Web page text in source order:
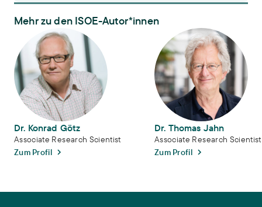
Mehr zu den ISOE-Autor*innen
Dr. Konrad Götz
Dr. Konrad Götz
Associate Research Scientist
Zum Profil
Dr. Thomas Jahn
Dr. Thomas Jahn
Associate Research Scientist
Zum Profil